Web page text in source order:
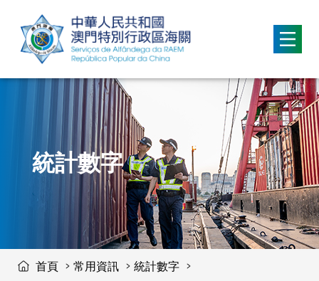
移動到内容區域
統計數字
首頁 常用資訊
統計數字